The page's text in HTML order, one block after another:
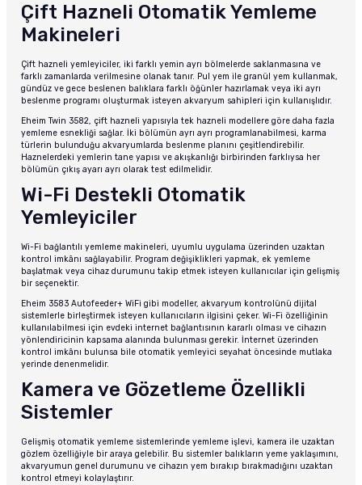
Çift Hazneli Otomatik Yemleme
Makineleri
Çift hazneli yemleyiciler, iki farklı yemin ayrı bölmelerde saklanmasına ve
farklı zamanlarda verilmesine olanak tanır. Pul yem ile granül yem kullanmak,
gündüz ve gece beslenen balıklara farklı öğünler hazırlamak veya iki ayrı
beslenme programı oluşturmak isteyen akvaryum sahipleri için kullanışlıdır.
Eheim Twin 3582, çift hazneli yapısıyla tek hazneli modellere göre daha fazla
yemleme esnekliği sağlar. İki bölümün ayrı ayrı programlanabilmesi, karma
türlerin bulunduğu akvaryumlarda beslenme planını çeşitlendirebilir.
Haznelerdeki yemlerin tane yapısı ve akışkanlığı birbirinden farklıysa her
bölümün çıkış ayarı ayrı olarak test edilmelidir.
Wi-Fi Destekli Otomatik
Yemleyiciler
Wi-Fi bağlantılı yemleme makineleri, uyumlu uygulama üzerinden uzaktan
kontrol imkânı sağlayabilir. Program değişiklikleri yapmak, ek yemleme
başlatmak veya cihaz durumunu takip etmek isteyen kullanıcılar için gelişmiş
bir seçenektir.
Eheim 3583 Autofeeder+ WiFi gibi modeller, akvaryum kontrolünü dijital
sistemlerle birleştirmek isteyen kullanıcıların ilgisini çeker. Wi-Fi özelliğinin
kullanılabilmesi için evdeki internet bağlantısının kararlı olması ve cihazın
yönlendiricinin kapsama alanında bulunması gerekir. İnternet üzerinden
kontrol imkânı bulunsa bile otomatik yemleyici seyahat öncesinde mutlaka
yerinde denenmelidir.
Kamera ve Gözetleme Özellikli
Sistemler
Gelişmiş otomatik yemleme sistemlerinde yemleme işlevi, kamera ile uzaktan
gözlem özelliğiyle bir araya gelebilir. Bu sistemler balıkların yeme yaklaşımını,
akvaryumun genel durumunu ve cihazın yem bırakıp bırakmadığını uzaktan
kontrol etmeyi kolaylaştırır.